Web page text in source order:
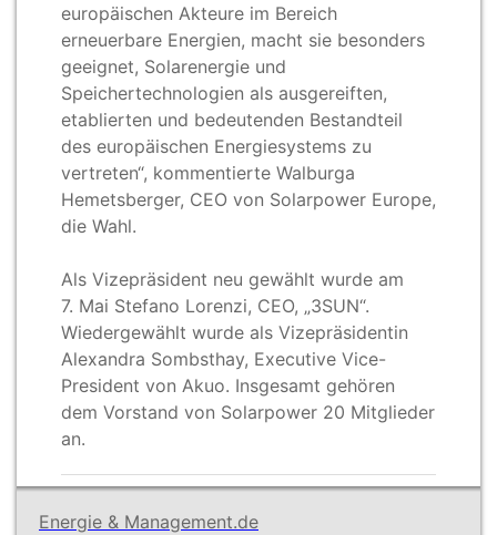
europäischen Akteure im Bereich
erneuerbare Energien, macht sie besonders
geeignet, Solarenergie und
Speichertechnologien als ausgereiften,
etablierten und bedeutenden Bestandteil
des europäischen Energiesystems zu
vertreten“, kommentierte Walburga
Hemetsberger, CEO von Solarpower Europe,
die Wahl.
Als Vizepräsident neu gewählt wurde am
7. Mai Stefano Lorenzi, CEO, „3SUN“.
Wiedergewählt wurde als Vizepräsidentin
Alexandra Sombsthay, Executive Vice-
President von Akuo. Insgesamt gehören
dem Vorstand von Solarpower 20 Mitglieder
an.
Energie & Management.de